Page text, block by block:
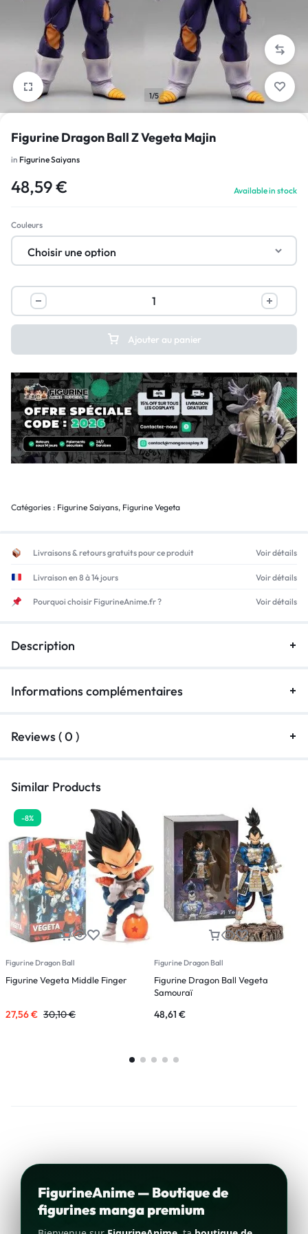
1/5
Figurine Dragon Ball Z Vegeta Majin
in Figurine Saiyans
48,59€ Available in stock
Couleurs
Ajouter au panier
Catégories : Figurine Saiyans, Figurine Vegeta
Livraisons & retours gratuits pour ce produit Voir détails
Livraison en 8 à 14 jours Voir détails
Pourquoi choisir FigurineAnime.fr ? Voir détails
Description
Informations complémentaires
Reviews ( 0 )
Similar Products
-8%
Figurine Dragon Ball
Figurine Vegeta Middle Finger
27,56€ 30,10€
Figurine Dragon Ball
Figurine Dragon Ball Vegeta
Samouraï
48,61 €
FigurineAnime — Boutique de
figurines manga premium